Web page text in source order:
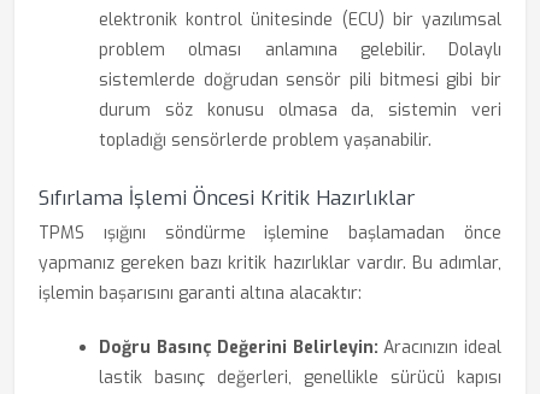
elektronik kontrol ünitesinde (ECU) bir yazılımsal
problem olması anlamına gelebilir. Dolaylı
sistemlerde doğrudan sensör pili bitmesi gibi bir
durum söz konusu olmasa da, sistemin veri
topladığı sensörlerde problem yaşanabilir.
Sıfırlama İşlemi Öncesi Kritik Hazırlıklar
TPMS ışığını söndürme işlemine başlamadan önce
yapmanız gereken bazı kritik hazırlıklar vardır. Bu adımlar,
işlemin başarısını garanti altına alacaktır:
Doğru Basınç Değerini Belirleyin: Aracınızın ideal
lastik basınç değerleri, genellikle sürücü kapısı